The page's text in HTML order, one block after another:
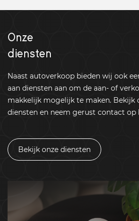
Onze
diensten
Naast autoverkoop bieden wij ook
aan diensten aan om de aan- of
makkelijk mogelijk te maken. Bekijk
diensten en neem gerust contact op
Bekijk onze diensten